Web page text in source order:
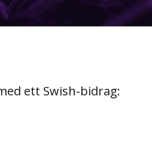
ett Swish-bidrag: